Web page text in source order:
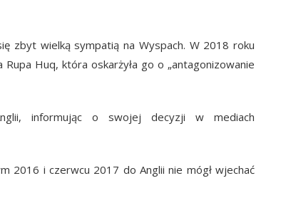
zbyt wielką sympatią na Wyspach. W 2018 roku
Huq, która oskarżyła go o „antagonizowanie
informując o swojej decyzji w mediach
2016 i czerwcu 2017 do Anglii nie mógł wjechać